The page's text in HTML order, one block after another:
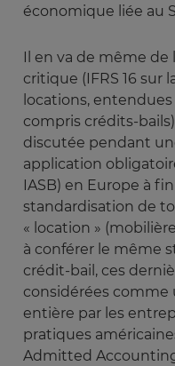
économique liée au
Il en va de même
critique (IFRS 16 sur
locations,
compris crédits-
discutée pendant
application
IASB) en Europe à
standardisation de
« location »
à conférer le même
crédit-bail, ces
considérées
entière par les
pratiques
Admitted